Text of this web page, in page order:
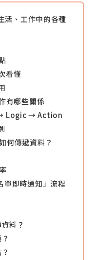
活、工作中的各種
看懂
有哪些關係
Logic → Action
傳遞資料？
單即時通知」流程
料？